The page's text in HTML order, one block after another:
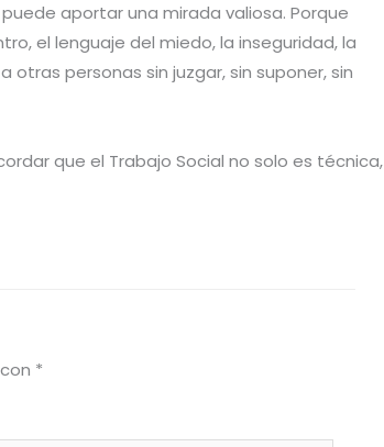
aportar una mirada valiosa. Porque
el lenguaje del miedo, la inseguridad, la
personas sin juzgar, sin suponer, sin
que el Trabajo Social no solo es técnica,
*